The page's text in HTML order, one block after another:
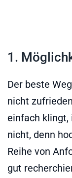
1.
Der beste
nicht
einfach klingt,
nicht, denn
Reihe von
gut